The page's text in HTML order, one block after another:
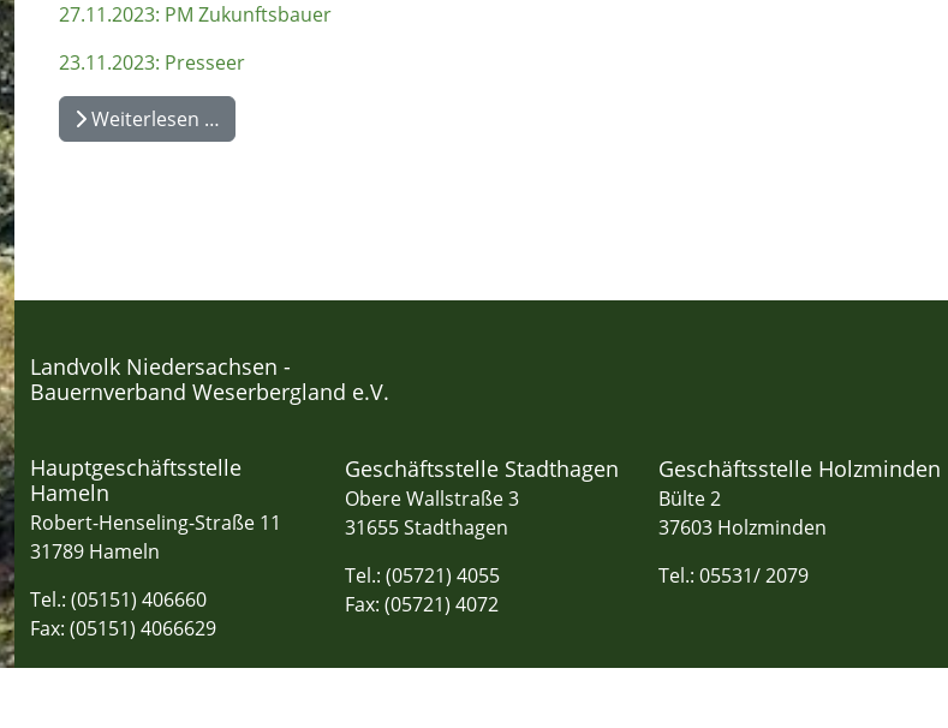
27.11.2023: PM Zukunftsbauer
23.11.2023: Presseer
Weiterlesen …
Landvolk Niedersachsen -
Bauernverband Weserbergland e.V.
Hauptgeschäftsstelle
Hameln
Robert-Henseling-Straße 11
31789 Hameln
Tel.: (05151) 406660
Fax: (05151) 4066629
Geschäftsstelle Stadthagen
Obere Wallstraße 3
31655 Stadthagen
Tel.: (05721) 4055
Fax: (05721) 4072
Geschäftsstelle Holzminden
Bülte 2
37603 Holzminden
Tel.: 05531/ 2079